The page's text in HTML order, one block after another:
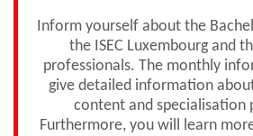
Inform yourself about the
the ISEC Luxembourg and
professionals. The monthly
give detailed information
content and specialisation
Furthermore, you will learn